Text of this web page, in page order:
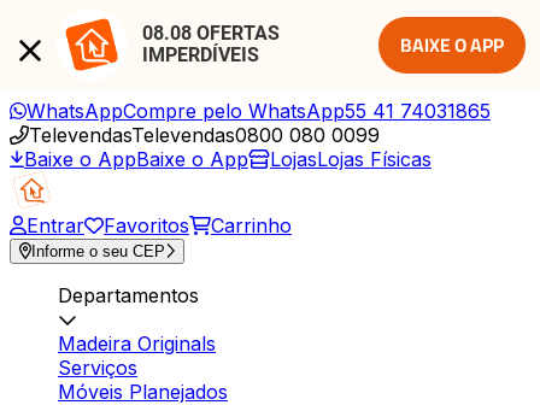
08.08 OFERTAS
IMPERDÍVEIS
BAIXE O APP
WhatsAppCompre pelo WhatsApp55 41 74031865
TelevendasTelevendas0800 080 0099
Baixe o AppBaixe o App LojasLojas Físicas
Entrar Favoritos Carrinho
Informe o seu CEP
Departamentos
Madeira Originals
Serviços
Móveis Planejados